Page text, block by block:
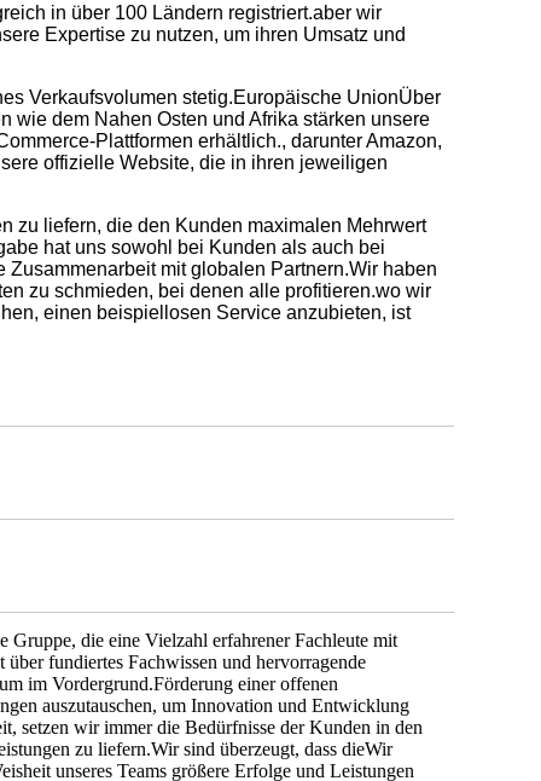
in über 100 Ländern registriert.aber wir
Expertise zu nutzen, um ihren Umsatz und
Verkaufsvolumen stetig.Europäische UnionÜber
wie dem Nahen Osten und Afrika stärken unsere
Plattformen erhältlich., darunter Amazon,
offizielle Website, die in ihren jeweiligen
zu liefern, die den Kunden maximalen Mehrwert
hat uns sowohl bei Kunden als auch bei
mit globalen Partnern.Wir haben
zu schmieden, bei denen alle profitieren.wo wir
einen beispiellosen Service anzubieten, ist
Gruppe, die eine Vielzahl erfahrener Fachleute mit
fundiertes Fachwissen und hervorragende
im Vordergrund.Förderung einer offenen
auszutauschen, um Innovation und Entwicklung
setzen wir immer die Bedürfnisse der Kunden in den
zu liefern.Wir sind überzeugt, dass dieWir
unseres Teams größere Erfolge und Leistungen